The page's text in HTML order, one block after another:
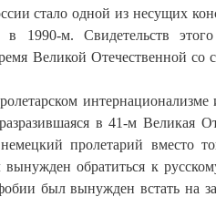
стало одной из несущих
1990-м. Свидетельств этого
Великой Отечественной со
интернационализме
в 41-м Великая
пролетарий вместо
обратиться к
был вынужден встать на